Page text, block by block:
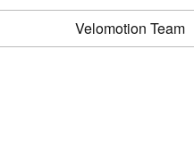
Velomotion Team